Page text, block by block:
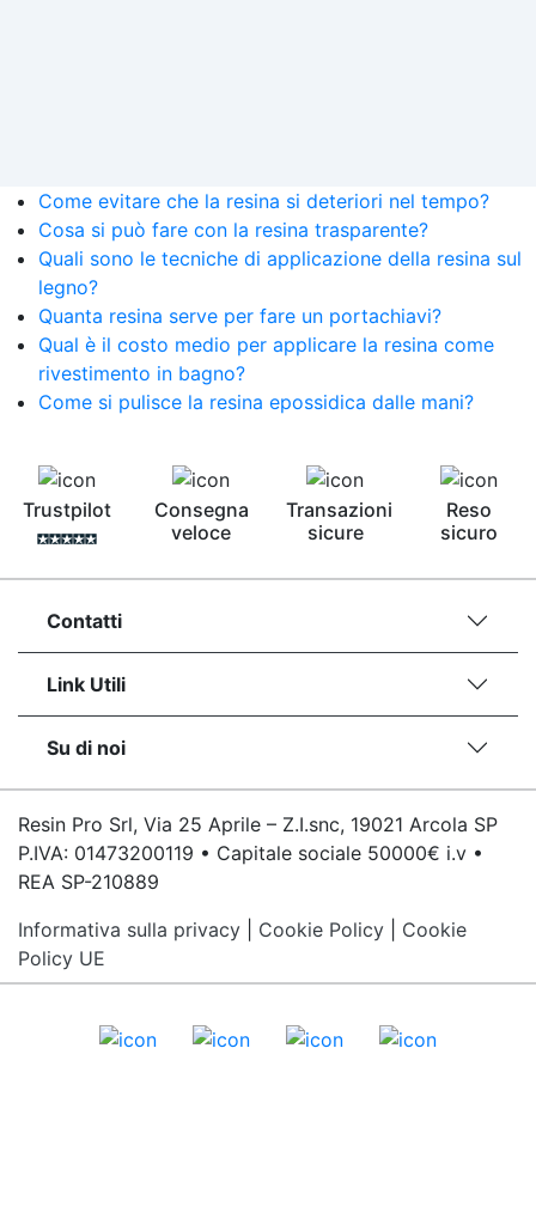
Come evitare che la resina si deteriori nel tempo?
Cosa si può fare con la resina trasparente?
Quali sono le tecniche di applicazione della resina sul
legno?
Quanta resina serve per fare un portachiavi?
Qual è il costo medio per applicare la resina come
rivestimento in bagno?
Come si pulisce la resina epossidica dalle mani?
Trustpilot
Consegna
veloce
Transazioni
sicure
Reso
sicuro
Contatti
Link Utili
Su di noi
Resin Pro Srl, Via 25 Aprile – Z.I.snc, 19021 Arcola SP
P.IVA: 01473200119 • Capitale sociale 50000€ i.v •
REA SP-210889
Informativa sulla privacy
Cookie Policy
Cookie
Policy UE